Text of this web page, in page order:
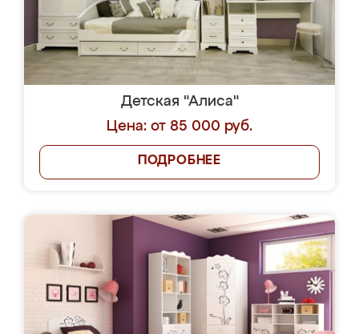
Детская "Алиса"
Цена: от 85 000 руб.
ПОДРОБНЕЕ